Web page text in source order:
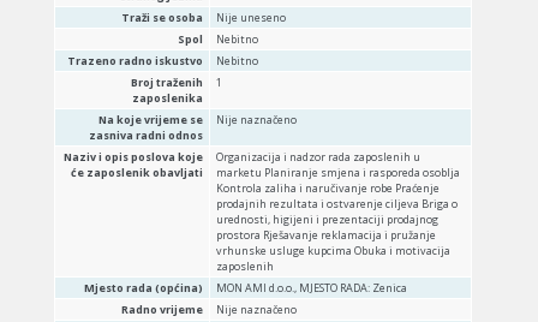
Traži se osoba
Nije uneseno
Spol
Nebitno
Trazeno radno iskustvo
Nebitno
Broj traženih
zaposlenika
1
Na koje vrijeme se
zasniva radni odnos
Nije naznačeno
Naziv i opis poslova koje
će zaposlenik obavljati
Organizacija i nadzor rada zaposlenih u
marketu Planiranje smjena i rasporeda osoblja
Kontrola zaliha i naručivanje robe Praćenje
prodajnih rezultata i ostvarenje ciljeva Briga o
urednosti, higijeni i prezentaciji prodajnog
prostora Rješavanje reklamacija i pružanje
vrhunske usluge kupcima Obuka i motivacija
zaposlenih
Mjesto rada (općina)
MON AMI d.o.o., MJESTO RADA: Zenica
Radno vrijeme
Nije naznačeno